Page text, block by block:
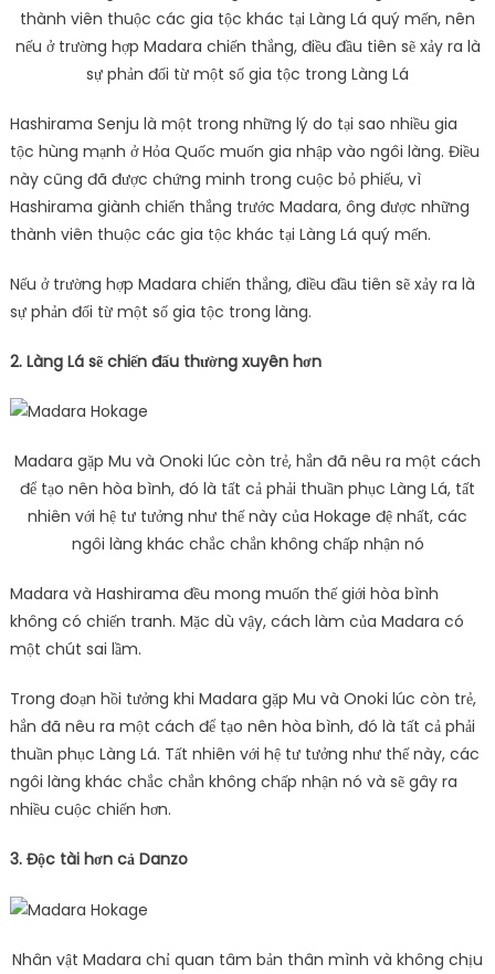
thành viên thuộc các gia tộc khác tại Làng Lá quý mến, nên
nếu ở trường hợp Madara chiến thắng, điều đầu tiên sẽ xảy ra là
sự phản đối từ một số gia tộc trong Làng Lá
Hashirama Senju là một trong những lý do tại sao nhiều gia
tộc hùng mạnh ở Hỏa Quốc muốn gia nhập vào ngôi làng. Điều
này cũng đã được chứng minh trong cuộc bỏ phiếu, vì
Hashirama giành chiến thắng trước Madara, ông được những
thành viên thuộc các gia tộc khác tại Làng Lá quý mến.
Nếu ở trường hợp Madara chiến thắng, điều đầu tiên sẽ xảy ra là
sự phản đối từ một số gia tộc trong làng.
2. Làng Lá sẽ chiến đấu thường xuyên hơn
Madara gặp Mu và Onoki lúc còn trẻ, hắn đã nêu ra một cách
để tạo nên hòa bình, đó là tất cả phải thuần phục Làng Lá, tất
nhiên với hệ tư tưởng như thế này của Hokage đệ nhất, các
ngôi làng khác chắc chắn không chấp nhận nó
Madara và Hashirama đều mong muốn thế giới hòa bình
không có chiến tranh. Mặc dù vậy, cách làm của Madara có
một chút sai lầm.
Trong đoạn hồi tưởng khi Madara gặp Mu và Onoki lúc còn trẻ,
hắn đã nêu ra một cách để tạo nên hòa bình, đó là tất cả phải
thuần phục Làng Lá. Tất nhiên với hệ tư tưởng như thế này, các
ngôi làng khác chắc chắn không chấp nhận nó và sẽ gây ra
nhiều cuộc chiến hơn.
3. Độc tài hơn cả Danzo
Nhân vật Madara chỉ quan tâm bản thân mình và không chịu